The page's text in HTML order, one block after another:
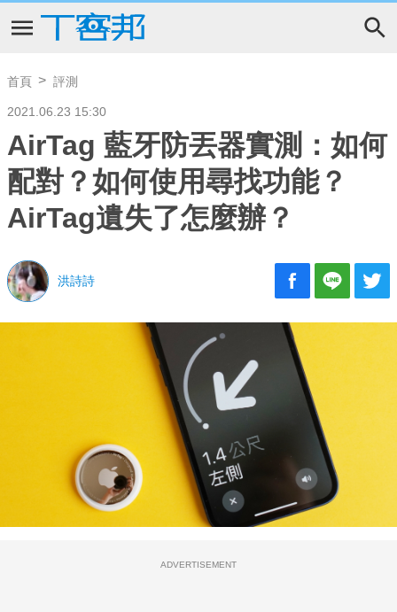
首頁 評測
2021.06.23 15:30
AirTag 藍牙防丟器實測：如何
配對？如何使用尋找功能？
AirTag遺失了怎麼辦？
洪詩詩
ADVERTISEMENT